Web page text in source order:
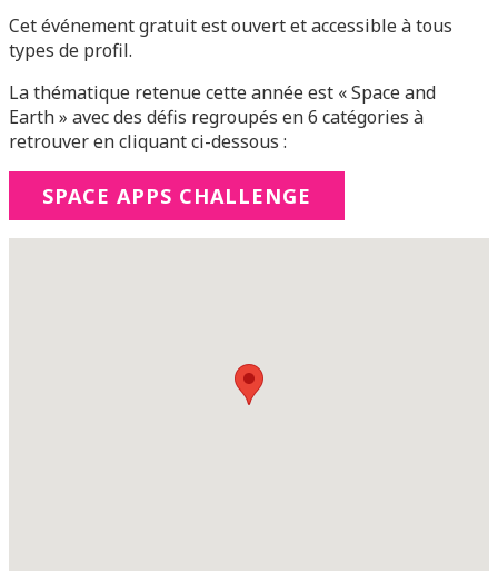
Cet événement gratuit est ouvert et accessible à tous
types de profil.
La thématique retenue cette année est « Space and
Earth » avec des défis regroupés en 6 catégories à
retrouver en cliquant ci-dessous :
SPACE APPS CHALLENGE